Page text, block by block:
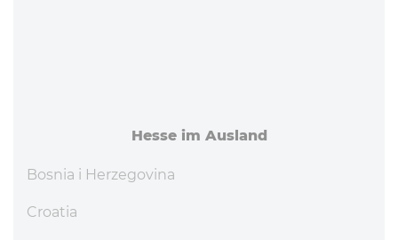
Hesse im Ausland
Bosnia i Herzegovina
Croatia